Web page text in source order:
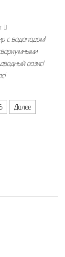
с водопадом!
оазис!
Далее